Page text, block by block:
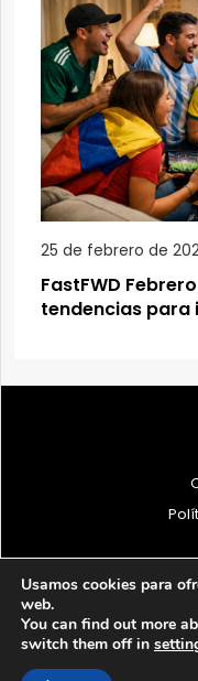
25 de febrero de
FastFWD
tendencias para
© 1997 - 2026
Usamos cookies para
web.
You can find out more
switch them off in